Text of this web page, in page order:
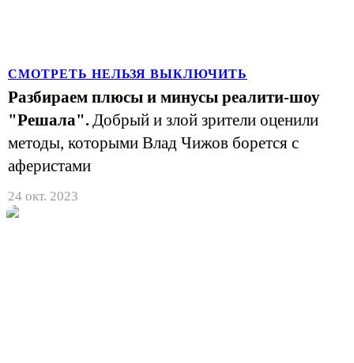
СМОТРЕТЬ НЕЛЬЗЯ ВЫКЛЮЧИТЬ
Разбираем плюсы и минусы реалити-шоу
"Решала". Добрый и злой зрители оценили
методы, которыми Влад Чижов борется с
аферистами
24 окт. 2023